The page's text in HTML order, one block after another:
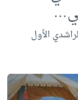
الأول